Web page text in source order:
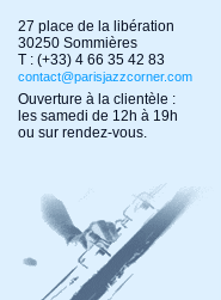
27 place de la libération
30250 Sommières
T : (+33) 4 66 35 42 83
contact@parisjazzcorner.com
Ouverture à la clientèle :
les samedi de 12h à 19h
ou sur rendez-vous.